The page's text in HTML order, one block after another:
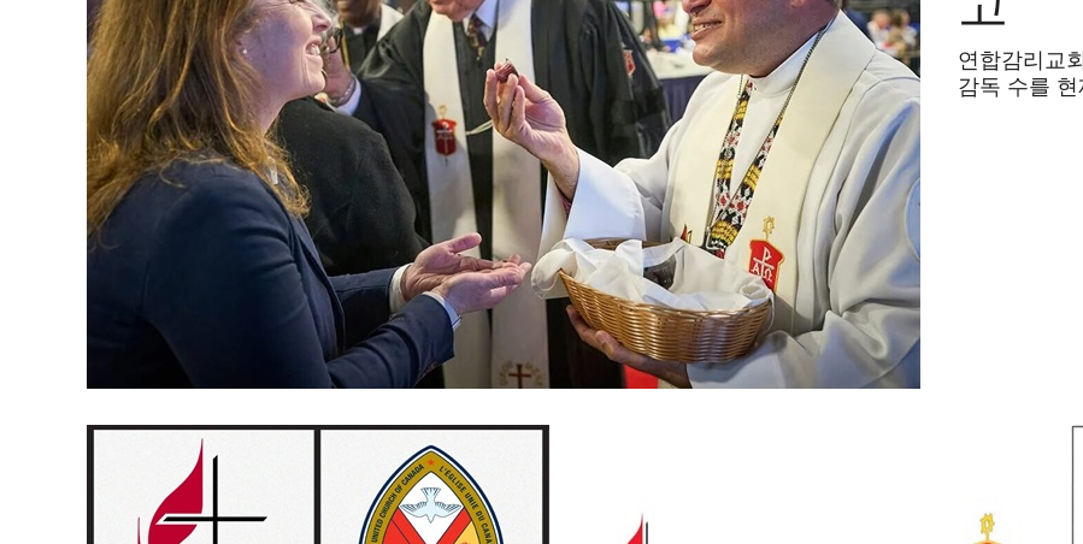
연합감리교
감독 수를